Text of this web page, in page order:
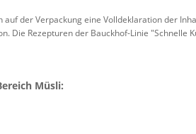
auf der Verpackung eine Volldeklaration der
Die Rezepturen der Bauckhof-Linie
Müsli: